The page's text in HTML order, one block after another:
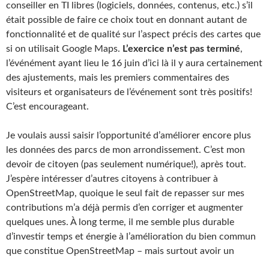
conseiller en TI libres (logiciels, données, contenus, etc.) s’il
était possible de faire ce choix tout en donnant autant de
fonctionnalité et de qualité sur l’aspect précis des cartes que
si on utilisait Google Maps. L’exercice n’est pas terminé,
l’événément ayant lieu le 16 juin d’ici là il y aura certainement
des ajustements, mais les premiers commentaires des
visiteurs et organisateurs de l’événement sont très positifs!
C’est encourageant.
Je voulais aussi saisir l’opportunité d’améliorer encore plus
les données des parcs de mon arrondissement. C’est mon
devoir de citoyen (pas seulement numérique!), après tout.
J’espère intéresser d’autres citoyens à contribuer à
OpenStreetMap, quoique le seul fait de repasser sur mes
contributions m’a déjà permis d’en corriger et augmenter
quelques unes. À long terme, il me semble plus durable
d’investir temps et énergie à l’amélioration du bien commun
que constitue OpenStreetMap – mais surtout avoir un